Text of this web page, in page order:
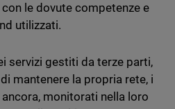
le dovute competenze e
utilizzati.
servizi gestiti da terze parti,
mantenere la propria rete, i
monitorati nella loro